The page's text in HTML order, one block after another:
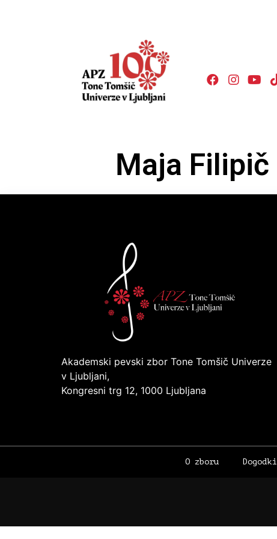
Maja Filipič
Akademski pevski zbor Tone Tomšič Univerze
v Ljubljani,
Kongresni trg 12, 1000 Ljubljana
O zboru Dogodki